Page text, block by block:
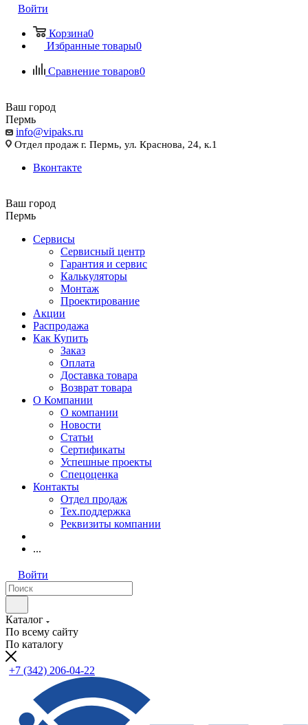
Войти
Корзина0
Избранные товары0
Сравнение товаров0
Ваш город
Пермь
info@vipaks.ru
Отдел продаж г. Пермь, ул. Краснова, 24, к.1
Вконтакте
Ваш город
Пермь
Сервисы
Сервисный центр
Гарантия и сервис
Калькуляторы
Монтаж
Проектирование
Акции
Распродажа
Как Купить
Заказ
Оплата
Доставка товара
Возврат товара
О Компании
О компании
Новости
Статьи
Сертификаты
Успешные проекты
Спецоценка
Контакты
Отдел продаж
Тех.поддержка
Реквизиты компании
...
Войти
Каталог
По всему сайту
По каталогу
+7 (342) 206-04-22